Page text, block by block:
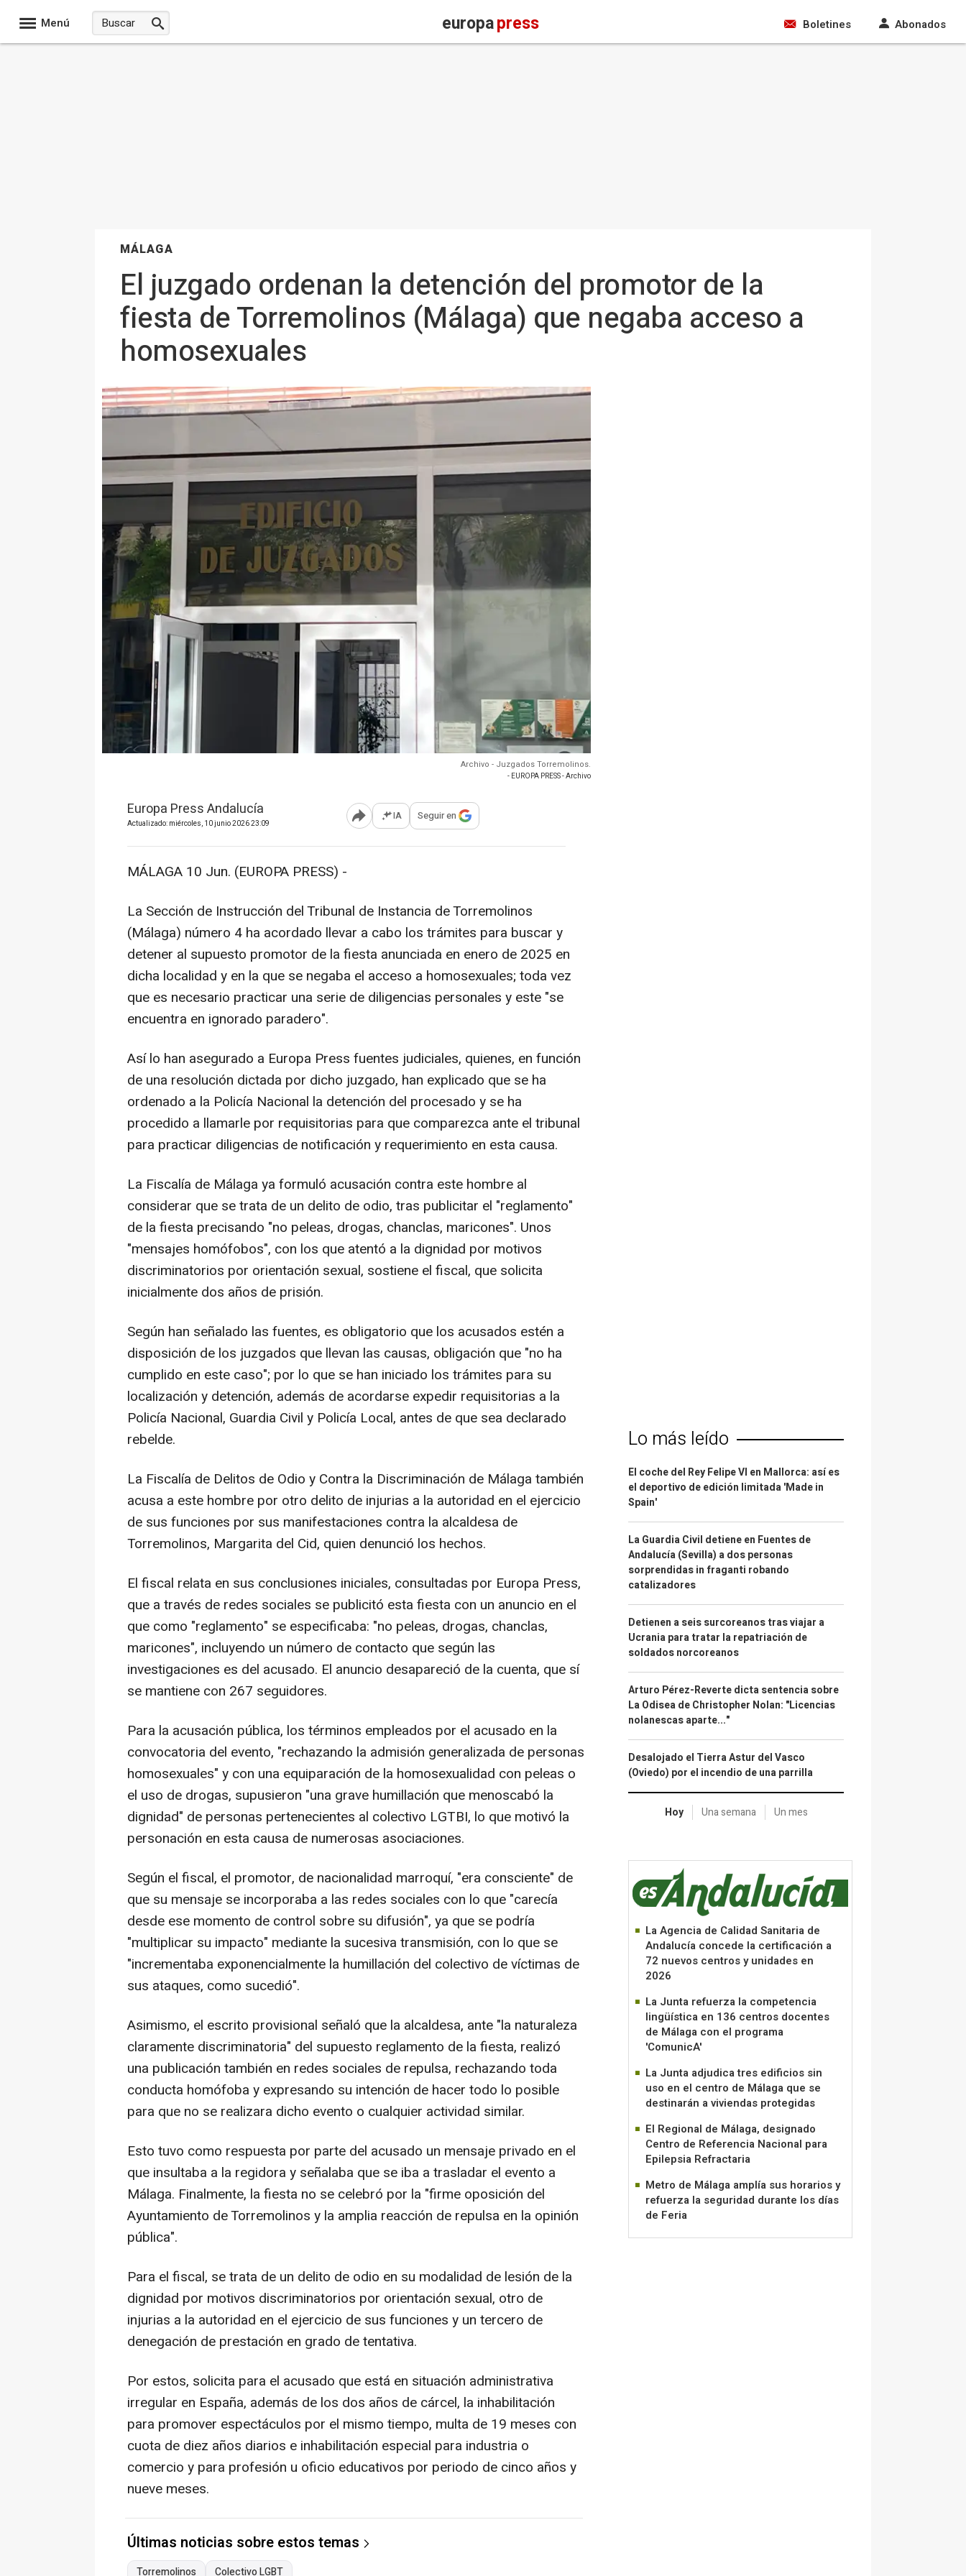
Menú europapress Boletines Abonados
MÁLAGA
El juzgado ordenan la detención del promotor de la
fiesta de Torremolinos (Málaga) que negaba acceso a
homosexuales
Archivo - Juzgados Torremolinos.
- EUROPA PRESS - Archivo
Europa Press Andalucía
Actualizado: miércoles, 10 junio 2026 23:09 Abrir opciones para compartir
IA Seguir en
MÁLAGA 10 Jun. (EUROPA PRESS) -
La Sección de Instrucción del Tribunal de Instancia de Torremolinos
(Málaga) número 4 ha acordado llevar a cabo los trámites para buscar y
detener al supuesto promotor de la fiesta anunciada en enero de 2025 en
dicha localidad y en la que se negaba el acceso a homosexuales; toda vez
que es necesario practicar una serie de diligencias personales y este "se
encuentra en ignorado paradero".
Así lo han asegurado a Europa Press fuentes judiciales, quienes, en función
de una resolución dictada por dicho juzgado, han explicado que se ha
ordenado a la Policía Nacional la detención del procesado y se ha
procedido a llamarle por requisitorias para que comparezca ante el tribunal
para practicar diligencias de notificación y requerimiento en esta causa.
La Fiscalía de Málaga ya formuló acusación contra este hombre al
considerar que se trata de un delito de odio, tras publicitar el "reglamento"
de la fiesta precisando "no peleas, drogas, chanclas, maricones". Unos
"mensajes homófobos", con los que atentó a la dignidad por motivos
discriminatorios por orientación sexual, sostiene el fiscal, que solicita
inicialmente dos años de prisión.
Según han señalado las fuentes, es obligatorio que los acusados estén a
disposición de los juzgados que llevan las causas, obligación que "no ha
cumplido en este caso"; por lo que se han iniciado los trámites para su
localización y detención, además de acordarse expedir requisitorias a la
Policía Nacional, Guardia Civil y Policía Local, antes de que sea declarado
rebelde.
La Fiscalía de Delitos de Odio y Contra la Discriminación de Málaga también
acusa a este hombre por otro delito de injurias a la autoridad en el ejercicio
de sus funciones por sus manifestaciones contra la alcaldesa de
Torremolinos, Margarita del Cid, quien denunció los hechos.
El fiscal relata en sus conclusiones iniciales, consultadas por Europa Press,
que a través de redes sociales se publicitó esta fiesta con un anuncio en el
que como "reglamento" se especificaba: "no peleas, drogas, chanclas,
maricones", incluyendo un número de contacto que según las
investigaciones es del acusado. El anuncio desapareció de la cuenta, que sí
se mantiene con 267 seguidores.
Para la acusación pública, los términos empleados por el acusado en la
convocatoria del evento, "rechazando la admisión generalizada de personas
homosexuales" y con una equiparación de la homosexualidad con peleas o
el uso de drogas, supusieron "una grave humillación que menoscabó la
dignidad" de personas pertenecientes al colectivo LGTBI, lo que motivó la
personación en esta causa de numerosas asociaciones.
Según el fiscal, el promotor, de nacionalidad marroquí, "era consciente" de
que su mensaje se incorporaba a las redes sociales con lo que "carecía
desde ese momento de control sobre su difusión", ya que se podría
"multiplicar su impacto" mediante la sucesiva transmisión, con lo que se
"incrementaba exponencialmente la humillación del colectivo de víctimas de
sus ataques, como sucedió".
Asimismo, el escrito provisional señaló que la alcaldesa, ante "la naturaleza
claramente discriminatoria" del supuesto reglamento de la fiesta, realizó
una publicación también en redes sociales de repulsa, rechazando toda
conducta homófoba y expresando su intención de hacer todo lo posible
para que no se realizara dicho evento o cualquier actividad similar.
Esto tuvo como respuesta por parte del acusado un mensaje privado en el
que insultaba a la regidora y señalaba que se iba a trasladar el evento a
Málaga. Finalmente, la fiesta no se celebró por la "firme oposición del
Ayuntamiento de Torremolinos y la amplia reacción de repulsa en la opinión
pública".
Para el fiscal, se trata de un delito de odio en su modalidad de lesión de la
dignidad por motivos discriminatorios por orientación sexual, otro de
injurias a la autoridad en el ejercicio de sus funciones y un tercero de
denegación de prestación en grado de tentativa.
Por estos, solicita para el acusado que está en situación administrativa
irregular en España, además de los dos años de cárcel, la inhabilitación
para promover espectáculos por el mismo tiempo, multa de 19 meses con
cuota de diez años diarios e inhabilitación especial para industria o
comercio y para profesión u oficio educativos por periodo de cinco años y
nueve meses.
Últimas noticias sobre estos temas
Torremolinos Colectivo LGBT
Lo más leído
El coche del Rey Felipe VI en Mallorca: así es
el deportivo de edición limitada 'Made in
Spain'
La Guardia Civil detiene en Fuentes de
Andalucía (Sevilla) a dos personas
sorprendidas in fraganti robando
catalizadores
Detienen a seis surcoreanos tras viajar a
Ucrania para tratar la repatriación de
soldados norcoreanos
Arturo Pérez-Reverte dicta sentencia sobre
La Odisea de Christopher Nolan: "Licencias
nolanescas aparte..."
Desalojado el Tierra Astur del Vasco
(Oviedo) por el incendio de una parrilla
Hoy Una semana Un mes
La Agencia de Calidad Sanitaria de
Andalucía concede la certificación a
72 nuevos centros y unidades en
2026
La Junta refuerza la competencia
lingüística en 136 centros docentes
de Málaga con el programa
'ComunicA'
La Junta adjudica tres edificios sin
uso en el centro de Málaga que se
destinarán a viviendas protegidas
El Regional de Málaga, designado
Centro de Referencia Nacional para
Epilepsia Refractaria
Metro de Málaga amplía sus horarios y
refuerza la seguridad durante los días
de Feria